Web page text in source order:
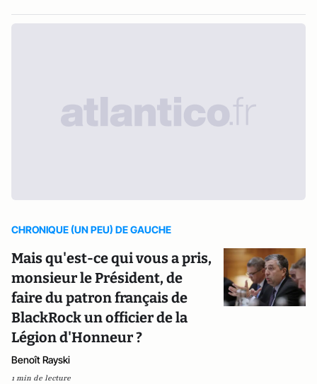
CHRONIQUE (UN PEU) DE GAUCHE
Mais qu'est-ce qui vous a pris,
monsieur le Président, de
faire du patron français de
BlackRock un officier de la
Légion d'Honneur ?
Benoît Rayski
1 min de lecture